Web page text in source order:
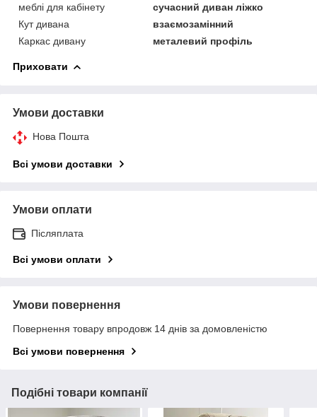
меблі для кабінету
сучасний диван ліжко
Кут дивана
взаємозамінний
Каркас дивану
металевий профіль
Приховати
Умови доставки
Нова Пошта
Всі умови доставки
Умови оплати
Післяплата
Всі умови оплати
Умови повернення
Повернення товару впродовж 14 днів за домовленістю
Всі умови повернення
Подібні товари компанії